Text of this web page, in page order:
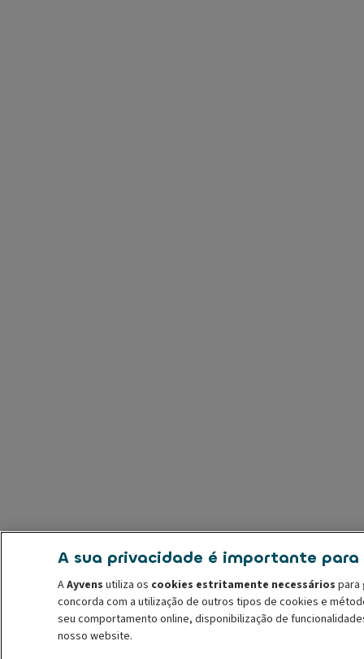
A sua privacidade é importante para
AAyvens utiliza os cookies estritamente necessários para
concorda com a utilização de outros tipos de cookies e
seu comportamento online, disponibilização de
nosso website.